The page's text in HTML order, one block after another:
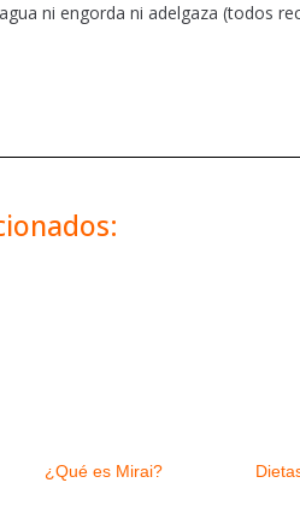
ni engorda ni adelgaza (todos
¿Qué es Mirai?